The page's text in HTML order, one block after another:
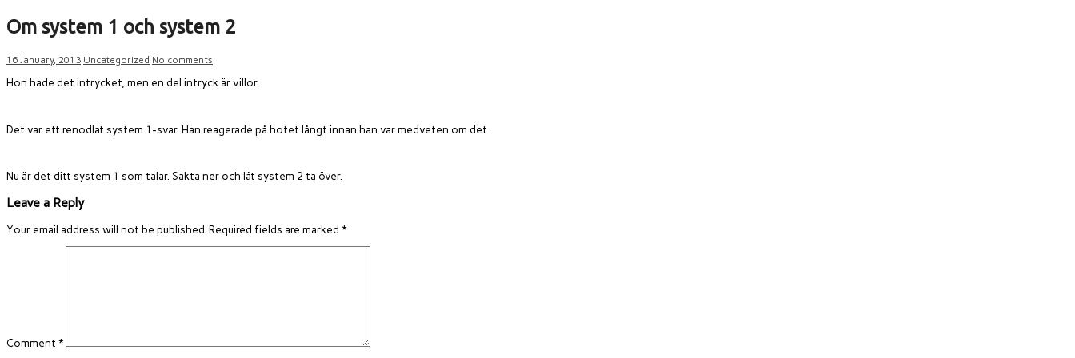
Om system 1 och system 2
16 January, 2013 Uncategorized No comments
Hon hade det intrycket, men en del intryck är villor.
Det var ett renodlat system 1-svar. Han reagerade på hotet långt innan han var medveten om det.
Nu är det ditt system 1 som talar. Sakta ner och låt system 2 ta över.
Leave a Reply
Your email address will not be published. Required fields are marked *
Comment *